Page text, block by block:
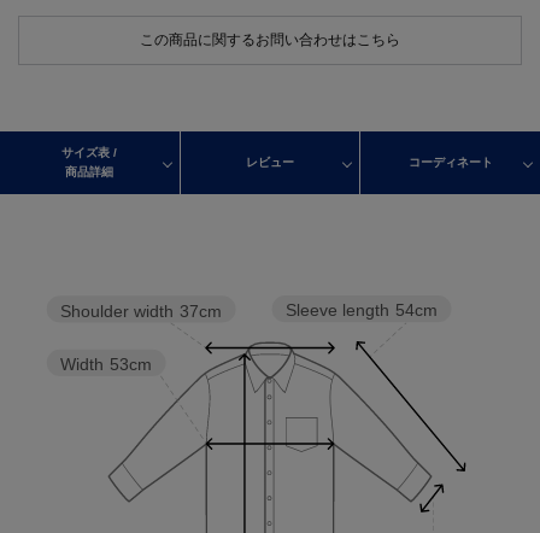
この商品に関するお問い合わせはこちら
サイズ表 /
商品詳細
レビュー コーディネート
Sleeve length 54cm
Width 53cm
Shoulder width 37cm